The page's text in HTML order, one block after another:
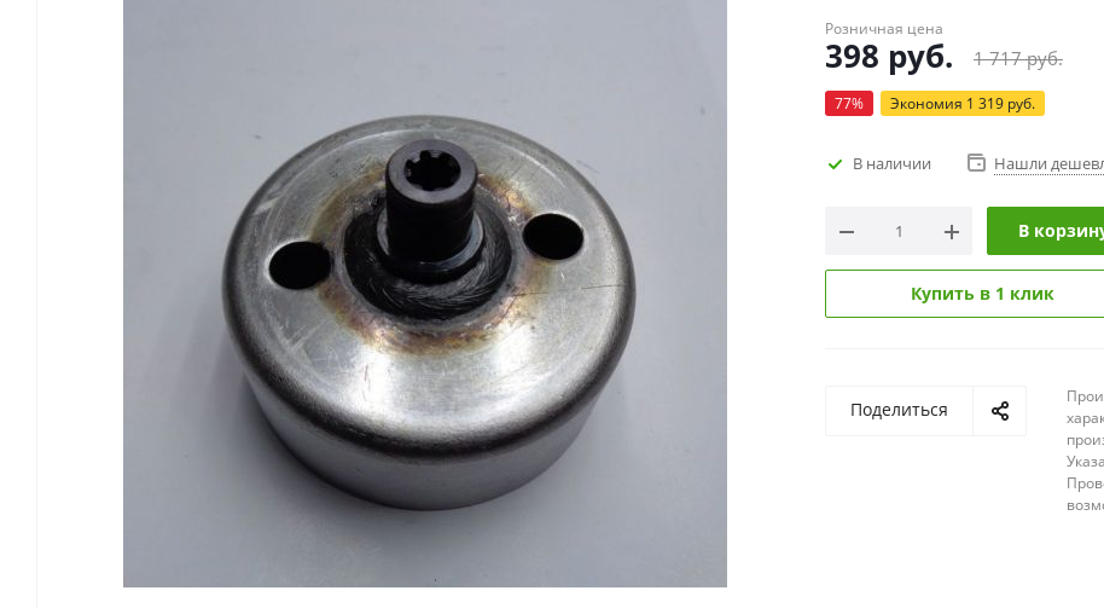
Розничная цена
398 руб. 1 717руб.
77% Экономия 1 319 руб.
В наличии Нашли
В
Купить в 1 клик
Поделиться